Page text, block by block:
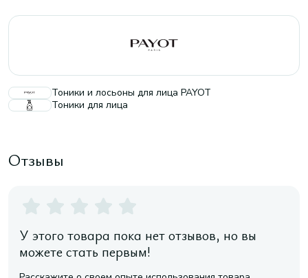
Тоники и лосьоны для лица PAYOT
Тоники для лица
Отзывы
У этого товара пока нет отзывов, но вы
можете стать первым!